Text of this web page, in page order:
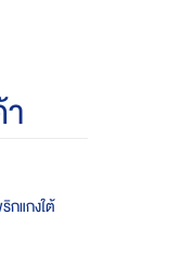
กแกงใต้